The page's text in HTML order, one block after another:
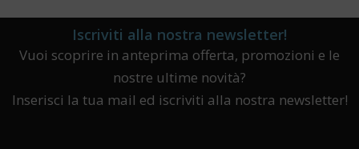
Iscriviti alla nostra newsletter!
Vuoi scoprire in anteprima offerta, promozioni e le
nostre ultime novità?
Inserisci la tua mail ed iscriviti alla nostra newsletter!